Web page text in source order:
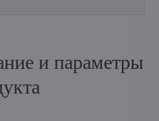
и параметры